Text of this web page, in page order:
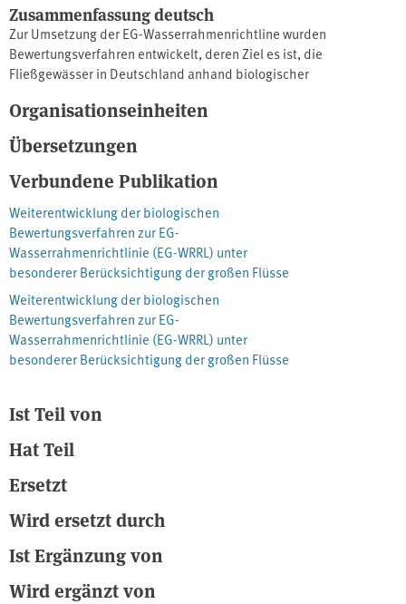
Zusammenfassung deutsch
Zur Umsetzung der EG-Wasserrahmenrichtline wurden
Bewertungsverfahren entwickelt, deren Ziel es ist, die
Fließgewässer in Deutschland anhand biologischer
„Weiterentwicklung der biologischen Bewertungsverfahren zur
EG-⁠Wasserrahmenrichtlinie⁠ (EG-WRRL) unter besonderer
Berücksichtigung der großen Flüsse“ wurden die in den
vergangenen Jahren gesammelten Erfahrungen und
Verbesserungsvorschläge der Anwender bearbeitet. Das Ziel
bestand in der Verbesserung der Genauigkeit und
Zuverlässigkeit der biologischen Bewertungsverfahren. Der Fokus
des Projekts lag auf der Weiterentwicklung der biologischen
Bewertungsverfahren: „Perlodes“, „PhytoFluss“ und „Phylib“. Bei
letztgenanntem Verfahren „Phylib“ waren die
Weiterentwicklungen auf die Teilkomponenten Diatomeen und
Phytobenthos ohne Diatomeen (PoD) beschränkt.
Organisationseinheiten
Übersetzungen
Verbundene Publikation
Weiterentwicklung der biologischen
Bewertungsverfahren zur EG-
Wasserrahmenrichtlinie (EG-WRRL) unter
besonderer Berücksichtigung der großen Flüsse
Weiterentwicklung der biologischen
Bewertungsverfahren zur EG-
Wasserrahmenrichtlinie (EG-WRRL) unter
besonderer Berücksichtigung der großen Flüsse
Ist Teil von
Hat Teil
Ersetzt
Wird ersetzt durch
Ist Ergänzung von
Wird ergänzt von